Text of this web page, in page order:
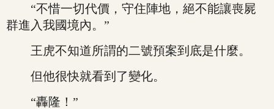
“不惜一切代價，守住陣地，絕不能讓喪屍
群進入我國境內。”
王虎不知道所謂的二號預案到底是什麼。
但他很快就看到了變化。
“轟隆！”